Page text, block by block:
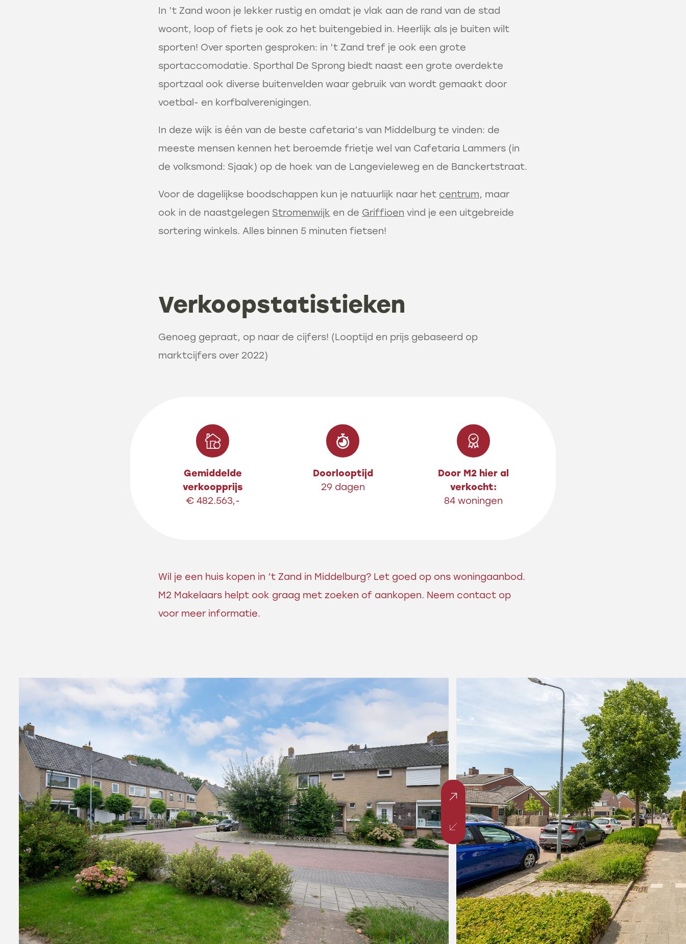
In ’t Zand woon je lekker rustig en omdat je vlak aan de rand van de stad
woont, loop of fiets je ook zo het buitengebied in. Heerlijk als je buiten wilt
sporten! Over sporten gesproken: in ’t Zand tref je ook een grote
sportaccomodatie. Sporthal De Sprong biedt naast een grote overdekte
sportzaal ook diverse buitenvelden waar gebruik van wordt gemaakt door
voetbal- en korfbalverenigingen.
In deze wijk is één van de beste cafetaria’s van Middelburg te vinden: de
meeste mensen kennen het beroemde frietje wel van Cafetaria Lammers (in
de volksmond: Sjaak) op de hoek van de Langevieleweg en de Banckertstraat.
Voor de dagelijkse boodschappen kun je natuurlijk naar het centrum, maar
ook in de naastgelegen Stromenwijk en de Griffioen vind je een uitgebreide
sortering winkels. Alles binnen 5 minuten fietsen!
Verkoopstatistieken
Genoeg gepraat, op naar de cijfers! (Looptijd en prijs gebaseerd op
marktcijfers over 2022)
Gemiddelde
verkoopprijs
€ 482.563,-
Doorlooptijd
29 dagen
Door M2 hier al
verkocht:
84 woningen
Wil je een huis kopen in ’t Zand in Middelburg? Let goed op ons woningaanbod.
M2 Makelaars helpt ook graag met zoeken of aankopen. Neem contact op
voor meer informatie.